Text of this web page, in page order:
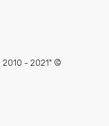
- 2021" ©